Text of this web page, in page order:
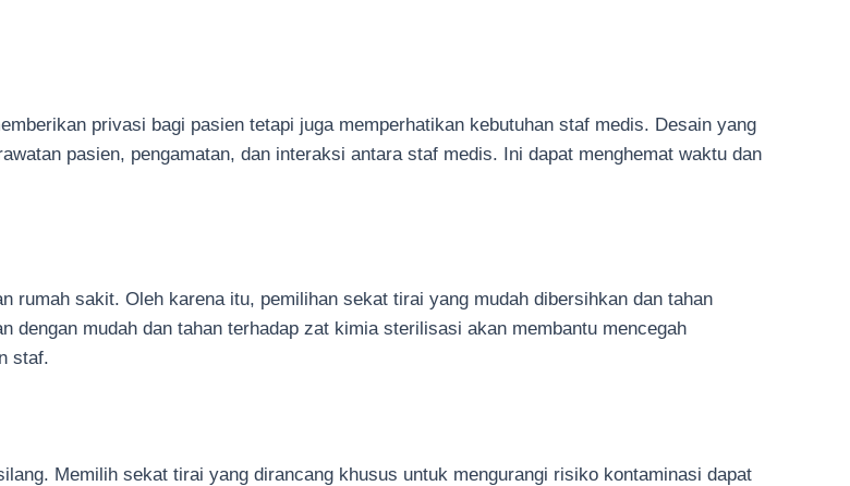
privasi bagi pasien tetapi juga memperhatikan kebutuhan staf medis. Desain yang
pasien, pengamatan, dan interaksi antara staf medis. Ini dapat menghemat waktu dan
rumah sakit. Oleh karena itu, pemilihan sekat tirai yang mudah dibersihkan dan tahan
mudah dan tahan terhadap zat kimia sterilisasi akan membantu mencegah
staf.
Memilih sekat tirai yang dirancang khusus untuk mengurangi risiko kontaminasi dapat